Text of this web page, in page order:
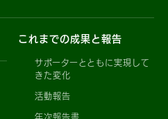
これまでの成果と報告
サポーターとともに実現して
きた変化
活動報告
年次報告書